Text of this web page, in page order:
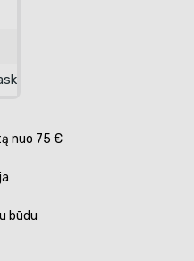
nuo 75 €
būdu